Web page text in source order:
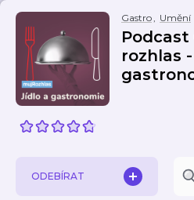
Gastro, Umění
Podcast
rozhlas
ODEBÍRAT